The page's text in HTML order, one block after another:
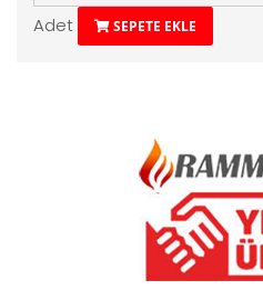
Adet SEPETE EKLE